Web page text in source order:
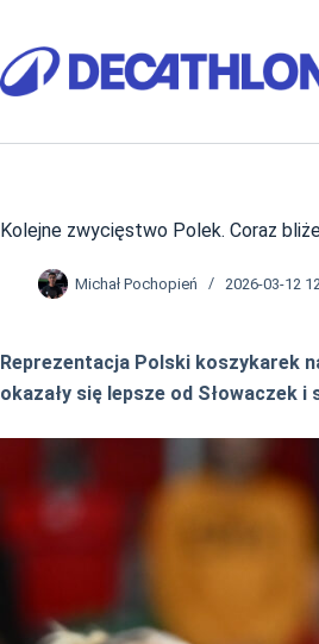
treści
Kolejne zwycięstwo Polek. Coraz
Michał Pochopień 2026-03-12
Reprezentacja Polski koszykarek
okazały się lepsze od Słowaczek